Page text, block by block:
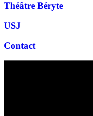
Théâtre Béryte
USJ
Contact